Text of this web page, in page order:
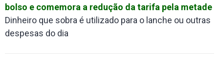
bolso e comemora a redução da tarifa pela metade
Dinheiro que sobra é utilizado para o lanche ou outras
despesas do dia